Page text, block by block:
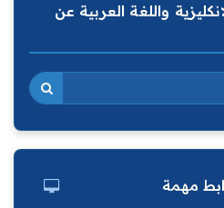
واللغة العربية عن
مهمة